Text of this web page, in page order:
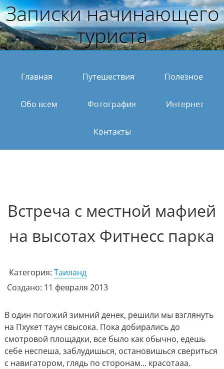
Записки начинающего
туриста
Главная Путешествия Полезное
Обо всем Фотография Интернет
Контакты
Встреча с местной мафией
на высотах Фитнесс парка
Категория: Таиланд
Создано: 11 февраля 2013
В один погожий зимний денек, решили мы взглянуть
на Пхукет таун свысока. Пока добирались до
смотровой площадки, все было как обычно, едешь
себе неспеша, заблудишься, остановишься свериться
с навигатором, глядь по сторонам... красотааа.